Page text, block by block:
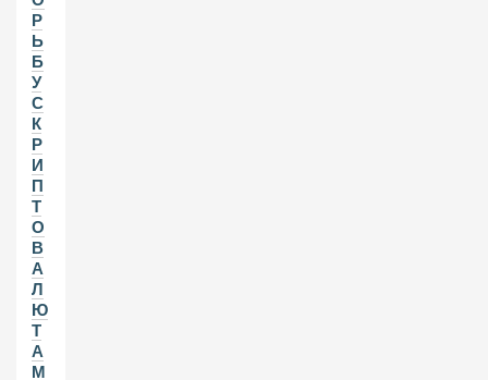
Р
Ь
Б
У
С
К
Р
И
П
Т
О
В
А
Л
Ю
Т
А
М